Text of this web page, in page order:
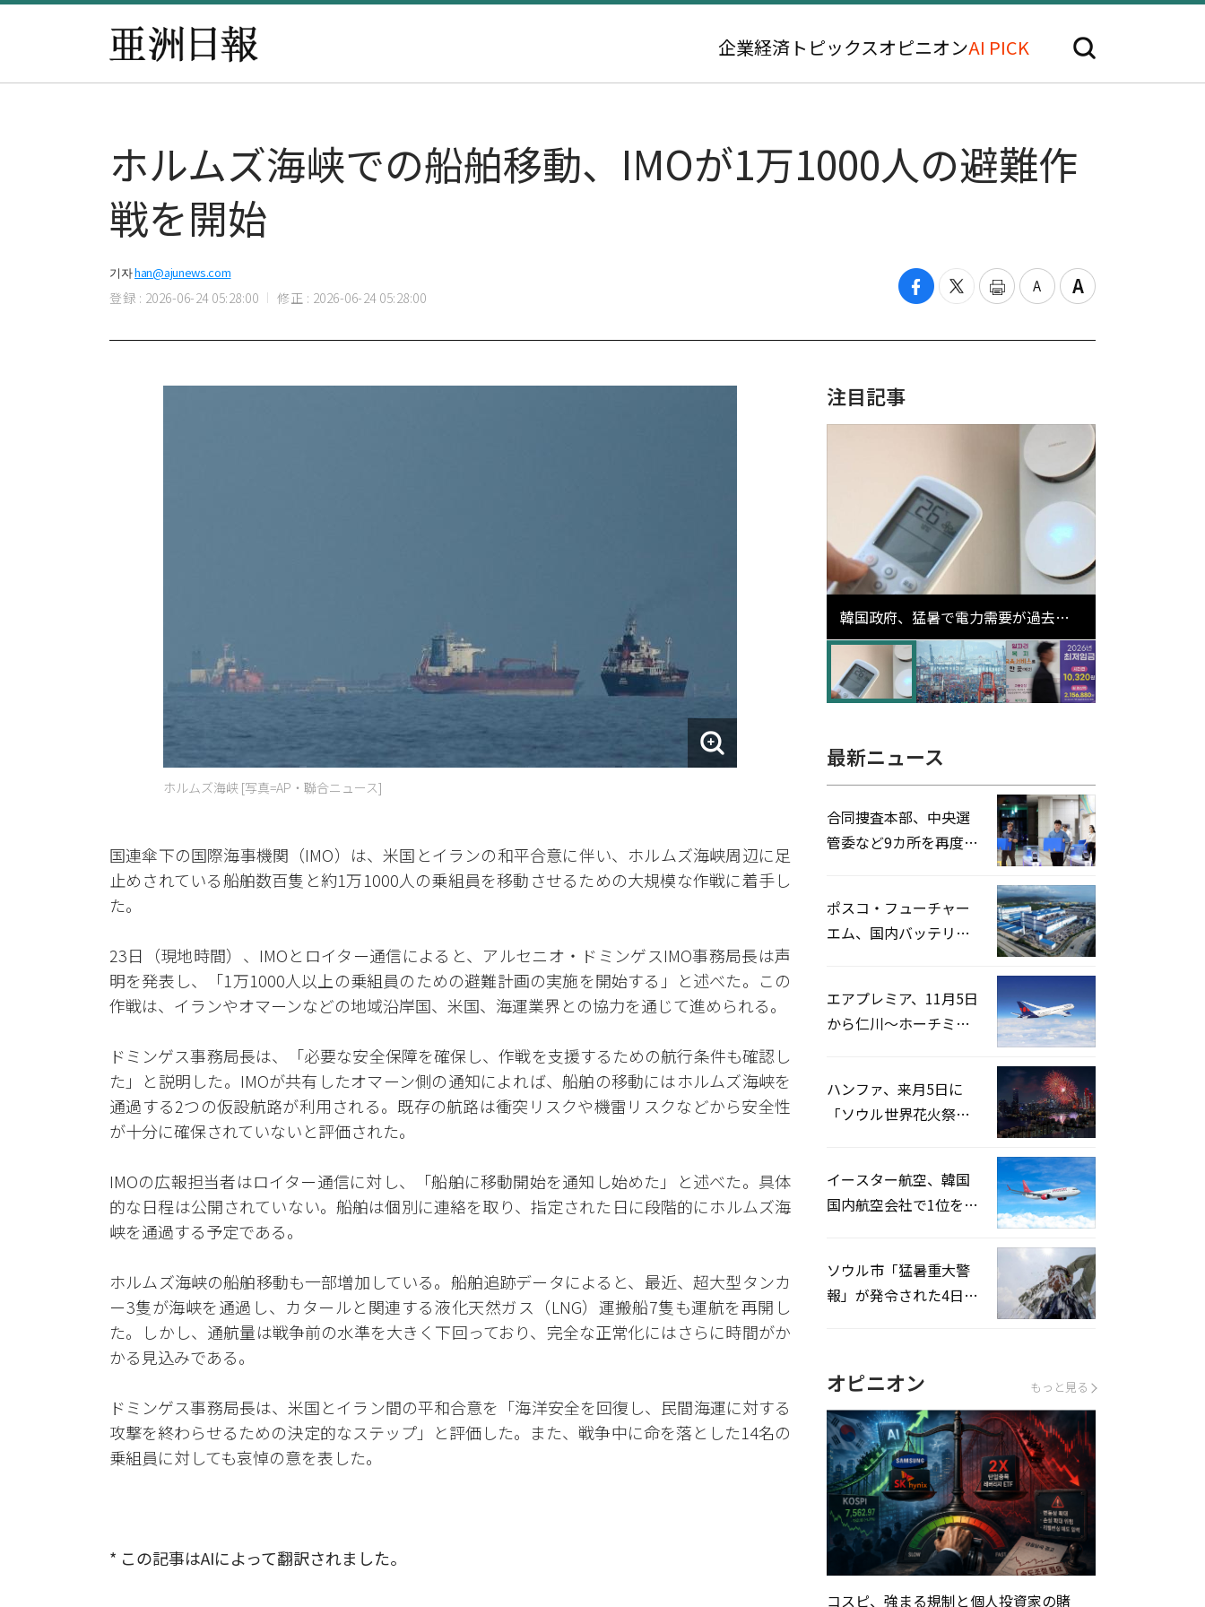
企業経済 トピックスオピニオンAI PICK
ホルムズ海峡での船舶移動、IMOが1万1000人の避難作
戦を開始
기자han@ajunews.com
登録 : 2026-06-24 05:28:00 修正 : 2026-06-24 05:28:00
ホルムズ海峡 [写真=AP・聯合ニュース]
国連傘下の国際海事機関（IMO）は、米国とイランの和平合意に伴い、ホルムズ海峡周辺に足
止めされている船舶数百隻と約1万1000人の乗組員を移動させるための大規模な作戦に着手し
た。
23日（現地時間）、IMOとロイター通信によると、アルセニオ・ドミンゲスIMO事務局長は声
明を発表し、「1万1000人以上の乗組員のための避難計画の実施を開始する」と述べた。この
作戦は、イランやオマーンなどの地域沿岸国、米国、海運業界との協力を通じて進められる。
ドミンゲス事務局長は、「必要な安全保障を確保し、作戦を支援するための航行条件も確認し
た」と説明した。IMOが共有したオマーン側の通知によれば、船舶の移動にはホルムズ海峡を
通過する2つの仮設航路が利用される。既存の航路は衝突リスクや機雷リスクなどから安全性
が十分に確保されていないと評価された。
IMOの広報担当者はロイター通信に対し、「船舶に移動開始を通知し始めた」と述べた。具体
的な日程は公開されていない。船舶は個別に連絡を取り、指定された日に段階的にホルムズ海
峡を通過する予定である。
ホルムズ海峡の船舶移動も一部増加している。船舶追跡データによると、最近、超大型タンカ
ー3隻が海峡を通過し、カタールと関連する液化天然ガス（LNG）運搬船7隻も運航を再開し
た。しかし、通航量は戦争前の水準を大きく下回っており、完全な正常化にはさらに時間がか
かる見込みである。
ドミンゲス事務局長は、米国とイラン間の平和合意を「海洋安全を回復し、民間海運に対する
攻撃を終わらせるための決定的なステップ」と評価した。また、戦争中に命を落とした14名の
乗組員に対しても哀悼の意を表した。
* この記事はAIによって翻訳されました。
注目記事
韓国政府、猛暑で電力需要が過去最
高更新の可能性に需給対応体制を点
検
最新ニュース
合同捜査本部、中央選
管委など9カ所を再度家
ポスコ・フューチャー
エム、国内バッテリー
エアプレミア、11月5日
から仁川〜ホーチミン
ハンファ、来月5日に
「ソウル世界花火祭り
イースター航空、韓国
国内航空会社で1位を記
ソウル市「猛暑重大警
報」が発令された4日、
オピニオン もっと見る
コスピ、強まる規制と個人投資家の賭